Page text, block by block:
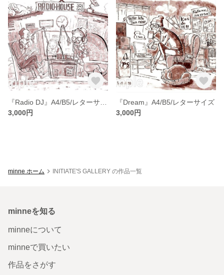
3,000円
『Dream』A4/B5/レターサイズ
3,000円
minne ホーム INITIATE'S GALLERY の作品一覧
minneを知る
minneについて
minneで買いたい
作品をさがす